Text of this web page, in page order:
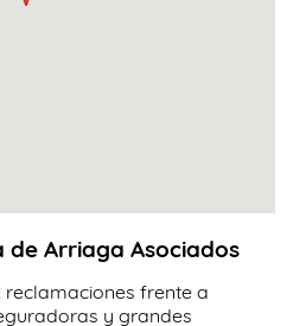
Arriaga Asociados
reclamaciones frente a
y grandes